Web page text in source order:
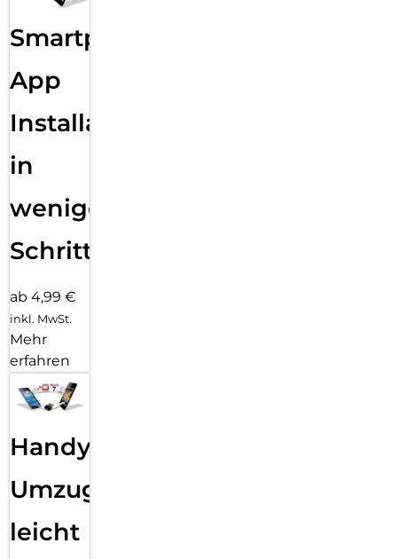
Smartphone
App
Installation
in
wenigen
Schritten
ab 4,99 €
inkl. MwSt.
Mehr
erfahren
Handy
Umzug
leicht